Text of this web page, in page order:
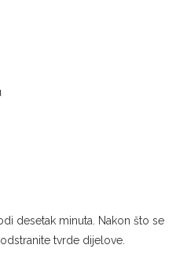
desetak minuta. Nakon što se
tvrde dijelove.